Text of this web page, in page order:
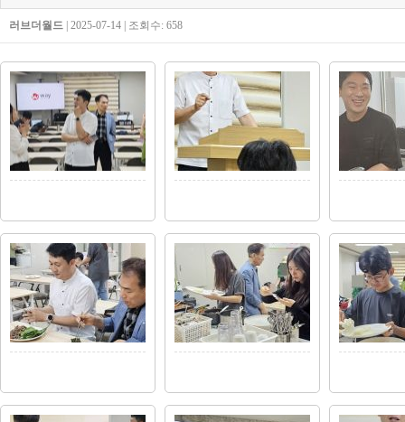
러브더월드 | 2025-07-14 | 조회수: 658